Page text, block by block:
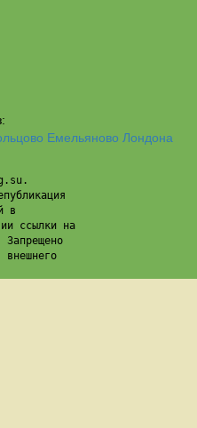
Емельяново Лондона
в
ссылки на
внешнего